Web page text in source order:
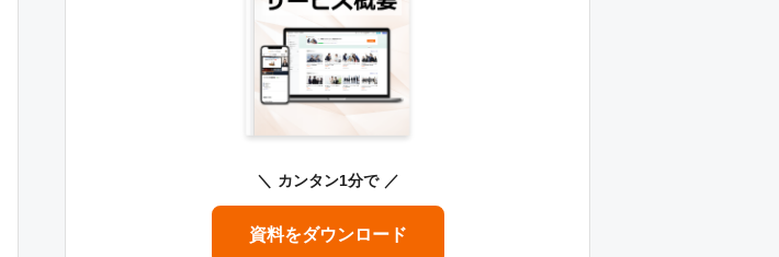
カンタン1分で
資料をダウンロード